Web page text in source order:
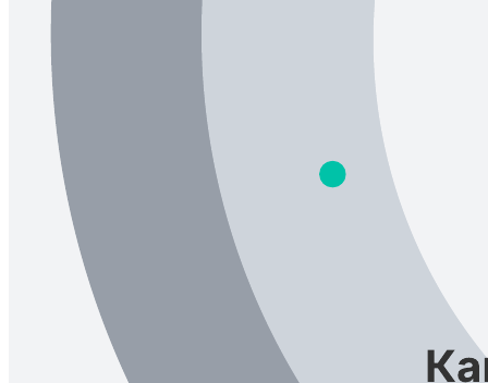
Этот шаблон поможет вам наглядно представить будущие
достижения и тенденции в сфере конкретных технологий.
Похожие шаблоны